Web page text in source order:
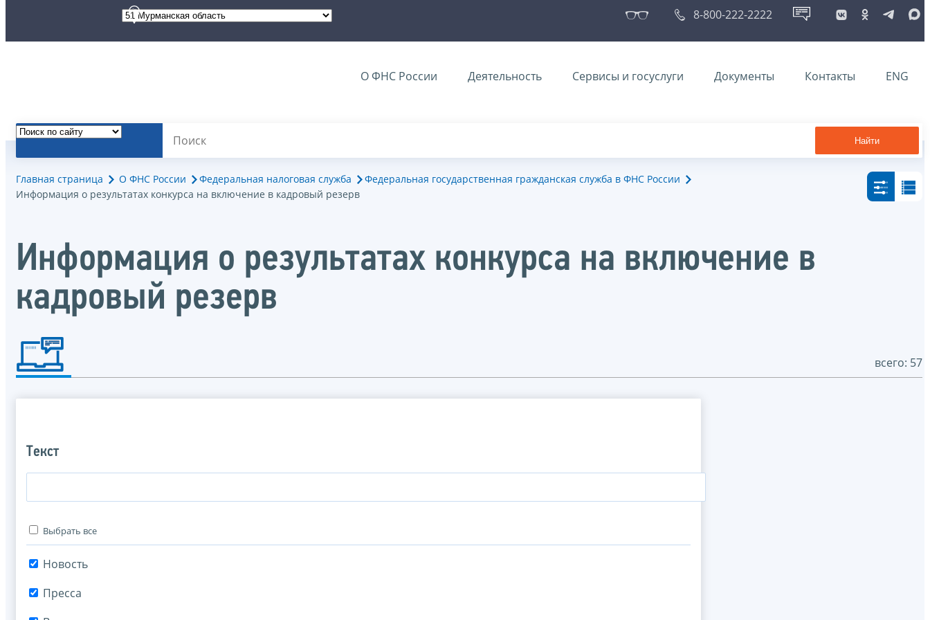
8-800-222-2222
О ФНС России Деятельность Сервисы и госуслуги Документы Контакты ENG
Найти
Главная страница О ФНС России Федеральная налоговая служба
Федеральная государственная гражданская служба в ФНС России
Информация о результатах конкурса на включение в кадровый резерв
Информация о результатах конкурса на включение в
кадровый резерв
всего: 57
Текст
Выбрать все
Новость
Пресса